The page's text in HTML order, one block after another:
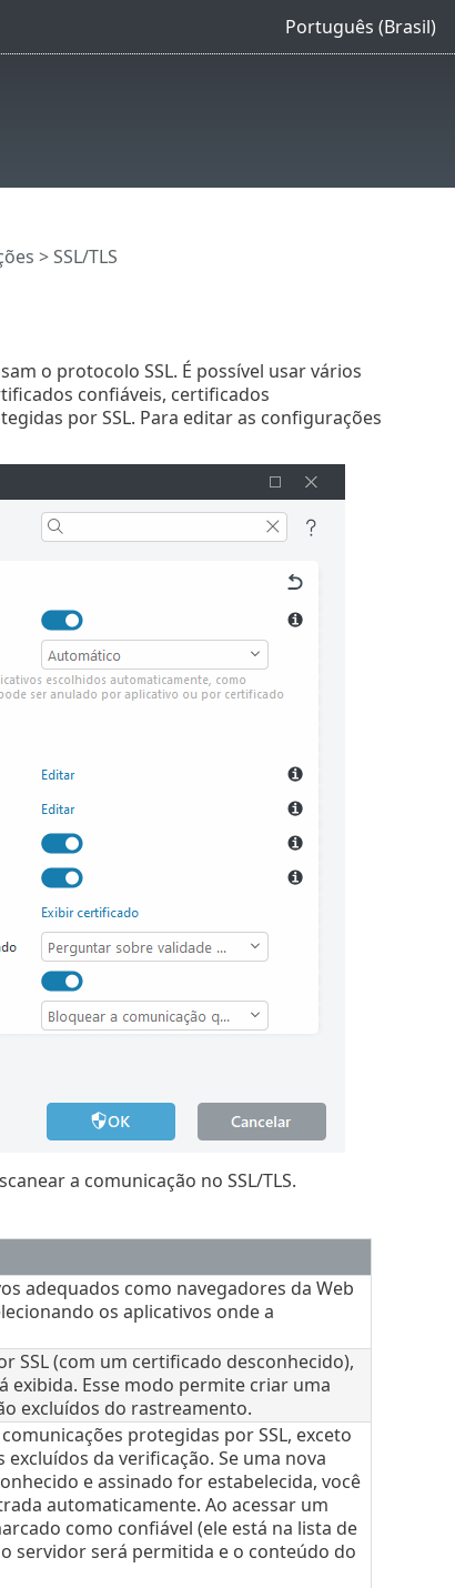
Português (Brasil)
> SSL/TLS
o protocolo SSL. É possível usar vários
confiáveis, certificados
por SSL. Para editar as configurações
a comunicação no SSL/TLS.
adequados como navegadores da Web
os aplicativos onde a
SSL (com um certificado desconhecido),
exibida. Esse modo permite criar uma
excluídos do rastreamento.
protegidas por SSL, exceto
da verificação. Se uma nova
e assinado for estabelecida, você
automaticamente. Ao acessar um
como confiável (ele está na lista de
servidor será permitida e o conteúdo do